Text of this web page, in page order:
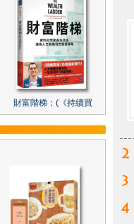
財富階梯：(《持續買